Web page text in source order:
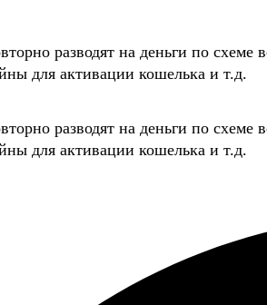
разводят на деньги по
для активации кошелька и т.д.
разводят на деньги по
для активации кошелька и т.д.